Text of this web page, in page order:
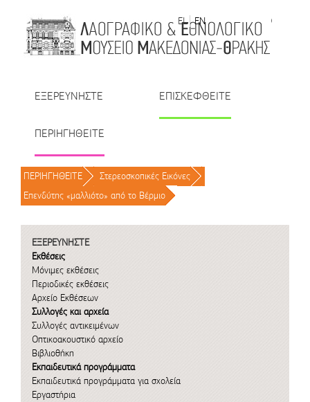
EL
EN | TR | BU | RO
ΕΞΕΡΕΥΝΗΣΤΕ ΕΠΙΣΚΕΦΘΕΙΤΕ
ΠΕΡΙΗΓΗΘΕΙΤΕ
ΠΕΡΙΗΓΗΘΕΙΤΕ / Στερεοσκοπικές Εικόνες /
Επενδύτης «μαλλιότο» από το Βέρμιο /
ΕΞΕΡΕΥΝΗΣΤΕ
Εκθέσεις
Μόνιμες εκθέσεις
Περιοδικές εκθέσεις
Αρχείο Εκθέσεων
Συλλογές και αρχεία
Συλλογές αντικειμένων
Οπτικοακουστικό αρχείο
Βιβλιοθήκη
Εκπαιδευτικά προγράμματα
Εκπαιδευτικά προγράμματα για σχολεία
Εργαστήρια